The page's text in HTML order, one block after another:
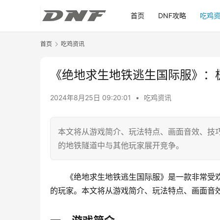
首页 DNF攻略 吃鸡
首页 吃鸡资讯
《绝地求生地铁逃生国际服》
2024年8月25日 09:20:01 • 吃鸡资讯
本文将从游戏简介、玩法特点、画面音效、
的地铁隧道中与其他玩家展开竞争。
《绝地求生地铁逃生国际服》是一款非常
的玩家。本文将从游戏简介、玩法特点、画面